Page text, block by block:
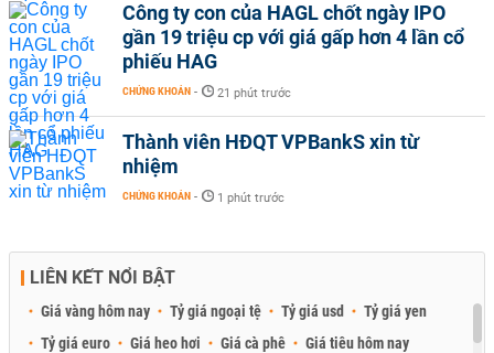
Công ty con của HAGL chốt ngày IPO
gần 19 triệu cp với giá gấp hơn 4 lần cổ
phiếu HAG
CHỨNG KHOÁN - 21 phút trước
Thành viên HĐQT VPBankS xin từ
nhiệm
CHỨNG KHOÁN - 1 phút trước
LIÊN KẾT NỔI BẬT
Giá vàng hôm nay Tỷ giá ngoại tệ Tỷ giá usd
Tỷ giá yen
Tỷ giá euro
Giá heo hơi Giá cà phê
Giá tiêu hôm nay